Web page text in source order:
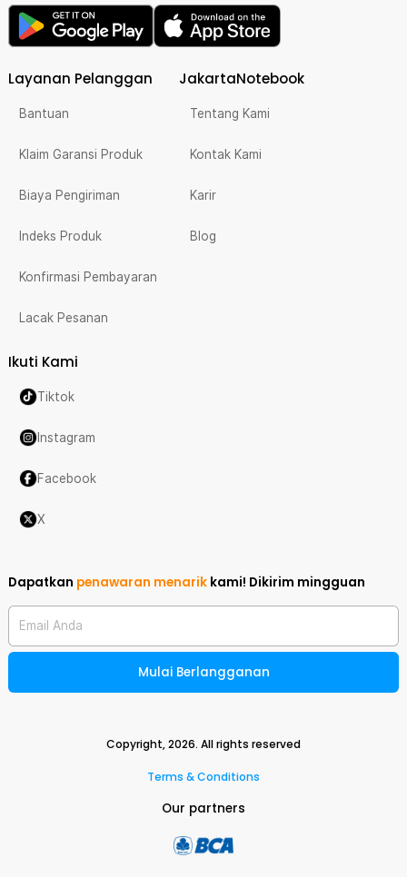
Layanan Pelanggan
Bantuan
Klaim Garansi Produk
Biaya Pengiriman
Indeks Produk
Konfirmasi Pembayaran
Lacak Pesanan
JakartaNotebook
Tentang Kami
Kontak Kami
Karir
Blog
Ikuti Kami
Tiktok
Instagram
Facebook
X
Dapatkan penawaran menarik kami! Dikirim mingguan
Email Anda
Mulai Berlangganan
Copyright,2026. All rights reserved
Terms & Conditions
Our partners